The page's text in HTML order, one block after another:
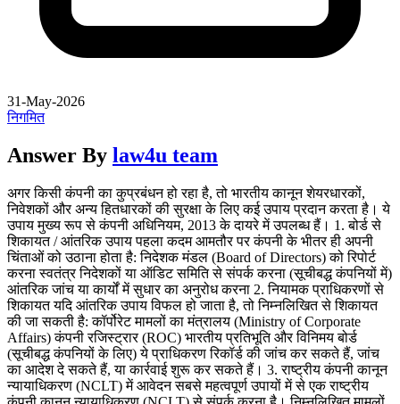
31-May-2026
निगमित
Answer By law4u team
अगर किसी कंपनी का कुप्रबंधन हो रहा है, तो भारतीय कानून शेयरधारकों,
निवेशकों और अन्य हितधारकों की सुरक्षा के लिए कई उपाय प्रदान करता है। ये
उपाय मुख्य रूप से कंपनी अधिनियम, 2013 के दायरे में उपलब्ध हैं। 1. बोर्ड से
शिकायत / आंतरिक उपाय पहला कदम आमतौर पर कंपनी के भीतर ही अपनी
चिंताओं को उठाना होता है: निदेशक मंडल (Board of Directors) को रिपोर्ट
करना स्वतंत्र निदेशकों या ऑडिट समिति से संपर्क करना (सूचीबद्ध कंपनियों में)
आंतरिक जांच या कार्यों में सुधार का अनुरोध करना 2. नियामक प्राधिकरणों से
शिकायत यदि आंतरिक उपाय विफल हो जाता है, तो निम्नलिखित से शिकायत
की जा सकती है: कॉर्पोरेट मामलों का मंत्रालय (Ministry of Corporate
Affairs) कंपनी रजिस्ट्रार (ROC) भारतीय प्रतिभूति और विनिमय बोर्ड
(सूचीबद्ध कंपनियों के लिए) ये प्राधिकरण रिकॉर्ड की जांच कर सकते हैं, जांच
का आदेश दे सकते हैं, या कार्रवाई शुरू कर सकते हैं। 3. राष्ट्रीय कंपनी कानून
न्यायाधिकरण (NCLT) में आवेदन सबसे महत्वपूर्ण उपायों में से एक राष्ट्रीय